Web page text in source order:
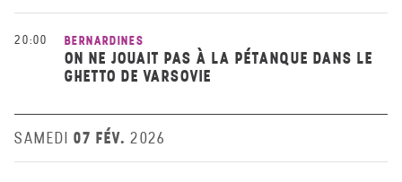
20:00 BERNARDINES
ON NE JOUAIT PAS À LA PÉTANQUE DANS LE
GHETTO DE VARSOVIE
SAMEDI 07 FÉV. 2026